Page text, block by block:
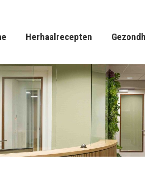
Herhaalrecepten